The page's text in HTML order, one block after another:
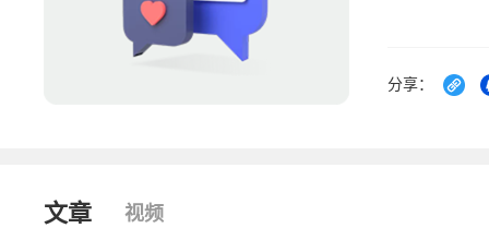
分享：
文章 视频